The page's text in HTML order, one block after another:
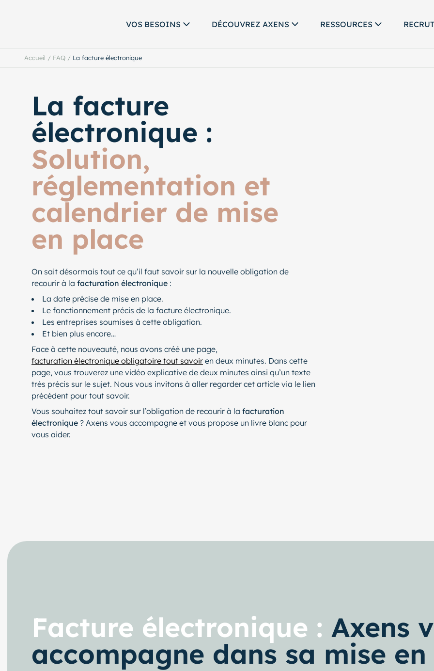
VOS BESOINS DÉCOUVREZ AXENS RESSOURCES
Accueil / FAQ / La facture électronique
La facture
électronique :
Solution,
réglementation et
calendrier de mise
en place
On sait désormais tout ce qu’il faut savoir sur la nouvelle obligation de
recourir à la facturation électronique :
La date précise de mise en place.
Le fonctionnement précis de la facture électronique.
Les entreprises soumises à cette obligation.
Et bien plus encore…
Face à cette nouveauté, nous avons créé une page,
facturation électronique obligatoire tout savoir en deux minutes. Dans cette
page, vous trouverez une vidéo explicative de deux minutes ainsi qu’un texte
très précis sur le sujet. Nous vous invitons à aller regarder cet article via le lien
précédent pour tout savoir.
Vous souhaitez tout savoir sur l’obligation de recourir à la facturation
électronique ? Axens vous accompagne et vous propose un livre blanc pour
vous aider.
Facture électronique : Axens
accompagne dans sa mise